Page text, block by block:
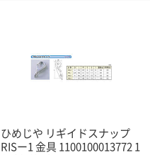
ひめじや リギイドスナップ
RISー1 金具 1100100013772 1